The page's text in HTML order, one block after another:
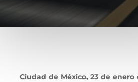
Ciudad de México, 23 de enero